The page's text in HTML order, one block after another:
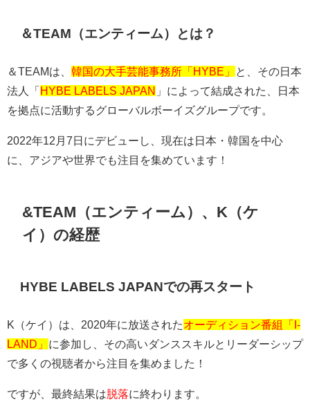
＆TEAM（エンティーム）とは？
＆TEAMは、 韓国の大手芸能事務所「HYBE」
と、その日本
法人「 HYBE LABELS JAPAN 」によって結成された、日本
を拠点に活動するグローバルボーイズグループです。
2022年12月7日にデビューし、現在は日本・韓国を中心
に、アジアや世界でも注目を集めています！
&TEAM（エンティーム）、K（ケ
イ）の経歴
HYBE LABELS JAPANでの再スタート
K（ケイ）は、2020年に放送されたオーディション番組「I-
LAND」 に参加し、その高いダンススキルとリーダーシップ
で多くの視聴者から注目を集めました！
ですが、最終結果は脱落に終わります。